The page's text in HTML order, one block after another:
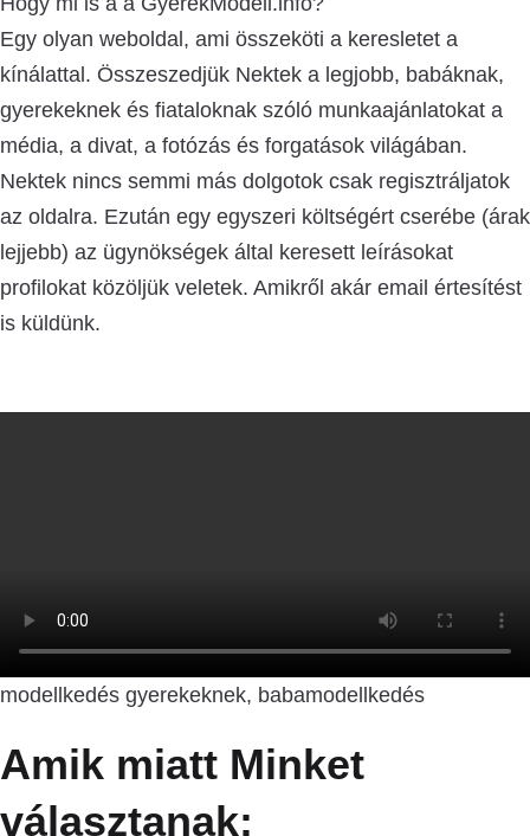
Egy olyan weboldal, ami összeköti a keresletet a
kínálattal. Összeszedjük Nektek a legjobb, babáknak,
gyerekeknek és fiataloknak szóló munkaajánlatokat a
média, a divat, a fotózás és forgatások világában.
Nektek nincs semmi más dolgotok csak regisztráljatok
az oldalra. Ezután egy egyszeri költségért cserébe (árak
lejjebb) az ügynökségek által keresett leírásokat
profilokat közöljük veletek. Amikről akár email értesítést
is küldünk.
modellkedés gyerekeknek, babamodellkedés
Amik miatt Minket
választanak: